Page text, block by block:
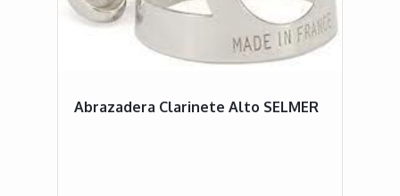
Abrazadera Clarinete Alto SELMER